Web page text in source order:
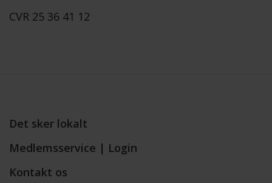
CVR 25 36 41 12
Det sker lokalt
Medlemsservice | Login
Kontakt os